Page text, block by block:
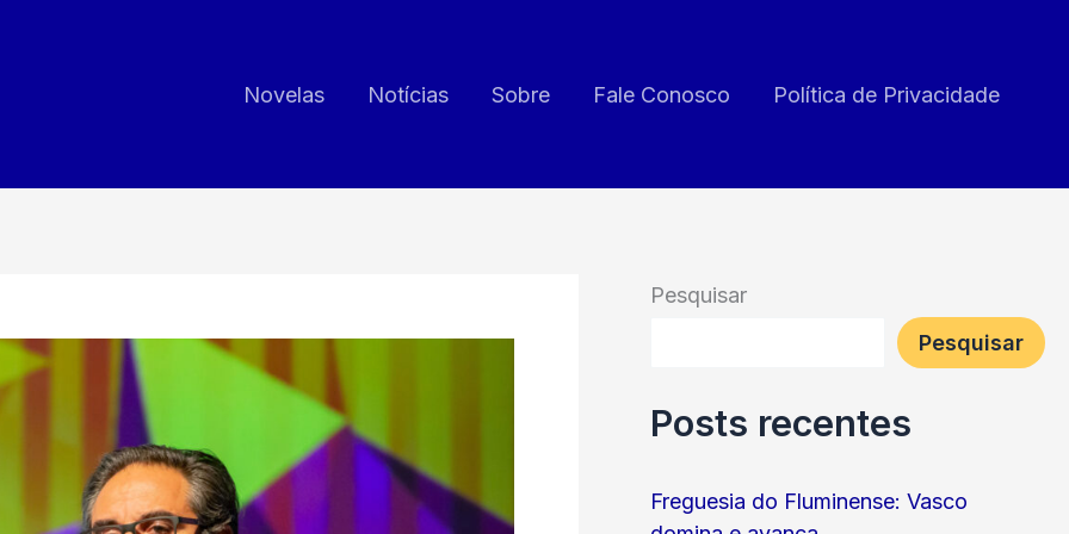
Novelas Notícias Sobre Fale Conosco Política de Privacidade
Pesquisar
Pesquisar
Posts recentes
Freguesia do Fluminense: Vasco